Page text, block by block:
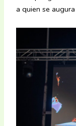
a quien se